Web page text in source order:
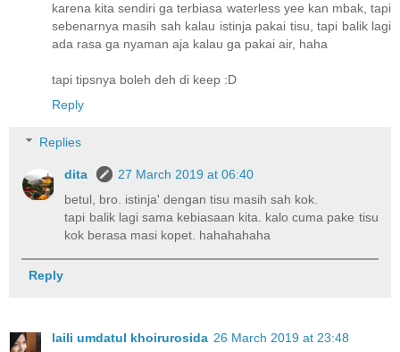
karena kita sendiri ga terbiasa waterless yee kan mbak, tapi
sebenarnya masih sah kalau istinja pakai tisu, tapi balik lagi
ada rasa ga nyaman aja kalau ga pakai air, haha
tapi tipsnya boleh deh di keep :D
Reply
Replies
dita
27 March 2019 at 06:40
betul, bro. istinja' dengan tisu masih sah kok.
tapi balik lagi sama kebiasaan kita. kalo cuma pake tisu
kok berasa masi kopet. hahahahaha
Reply
laili umdatul khoirurosida 26 March 2019 at 23:48